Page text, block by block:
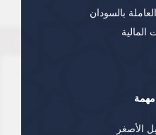
بالسودان
الأصغر